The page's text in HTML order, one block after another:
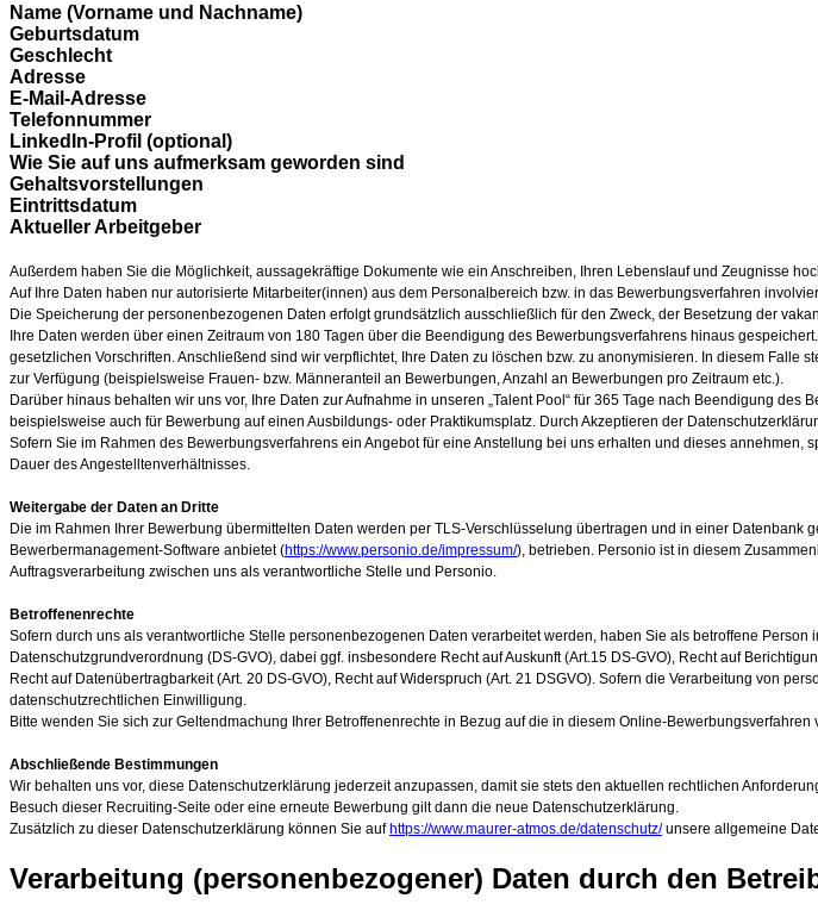
Name (Vorname und Nachname)
Geburtsdatum
Geschlecht
Adresse
E-Mail-Adresse
Telefonnummer
LinkedIn-Profil (optional)
Wie Sie auf uns aufmerksam geworden sind
Gehaltsvorstellungen
Eintrittsdatum
Aktueller Arbeitgeber
Außerdem haben Sie die Möglichkeit, aussagekräftige Dokumente wie ein Anschreiben, Ihren Lebenslauf und Zeugnisse
Auf Ihre Daten haben nur autorisierte Mitarbeiter(innen) aus dem Personalbereich bzw. in das Bewerbungsverfahren
Die Speicherung der personenbezogenen Daten erfolgt grundsätzlich ausschließlich für den Zweck, der Besetzung der
Ihre Daten werden über einen Zeitraum von 180 Tagen über die Beendigung des Bewerbungsverfahrens hinaus
gesetzlichen Vorschriften. Anschließend sind wir verpflichtet, Ihre Daten zu löschen bzw. zu anonymisieren. In diesem
zur Verfügung (beispielsweise Frauen- bzw. Männeranteil an Bewerbungen, Anzahl an Bewerbungen pro Zeitraum etc.).
Darüber hinaus behalten wir uns vor, Ihre Daten zur Aufnahme in unseren „Talent Pool“ für 365 Tage nach Beendigung
beispielsweise auch für Bewerbung auf einen Ausbildungs- oder Praktikumsplatz. Durch Akzeptieren der
Sofern Sie im Rahmen des Bewerbungsverfahrens ein Angebot für eine Anstellung bei uns erhalten und dieses
Dauer des Angestelltenverhältnisses.
Weitergabe der Daten an Dritte
Die im Rahmen Ihrer Bewerbung übermittelten Daten werden per TLS-Verschlüsselung übertragen und in einer
Bewerbermanagement-Software anbietet (https://www.personio.de/impressum/), betrieben. Personio ist in diesem
Auftragsverarbeitung zwischen uns als verantwortliche Stelle und Personio.
Betroffenenrechte
Sofern durch uns als verantwortliche Stelle personenbezogenen Daten verarbeitet werden, haben Sie als betroffene
Datenschutzgrundverordnung (DS-GVO), dabei ggf. insbesondere Recht auf Auskunft (Art.15 DS-GVO), Recht auf
Recht auf Datenübertragbarkeit (Art. 20 DS-GVO), Recht auf Widerspruch (Art. 21 DSGVO). Sofern die Verarbeitung von
datenschutzrechtlichen Einwilligung.
Bitte wenden Sie sich zur Geltendmachung Ihrer Betroffenenrechte in Bezug auf die in diesem Online-
Abschließende Bestimmungen
Wir behalten uns vor, diese Datenschutzerklärung jederzeit anzupassen, damit sie stets den aktuellen rechtlichen
Besuch dieser Recruiting-Seite oder eine erneute Bewerbung gilt dann die neue Datenschutzerklärung.
Zusätzlich zu dieser Datenschutzerklärung können Sie aufhttps://www.maurer-atmos.de/datenschutz/unsere allgemeine
Verarbeitung (personenbezogener) Daten durch den